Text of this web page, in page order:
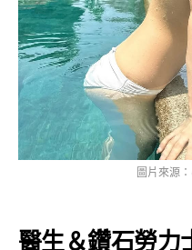
圖片來源
醫生＆鑽石勞力